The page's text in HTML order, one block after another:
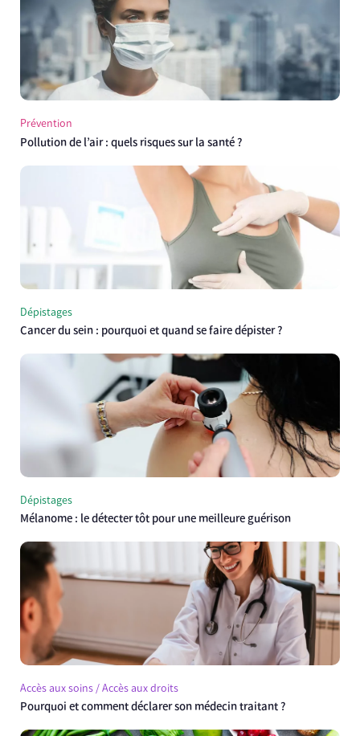
Prévention
Pollution de l’air : quels risques sur la santé ?
Dépistages
Cancer du sein : pourquoi et quand se faire dépister ?
Dépistages
Mélanome : le détecter tôt pour une meilleure guérison
Accès aux soins / Accès aux droits
Pourquoi et comment déclarer son médecin traitant ?